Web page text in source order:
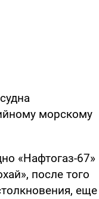
морскому
«Нафтогаз-67»
после того
еще